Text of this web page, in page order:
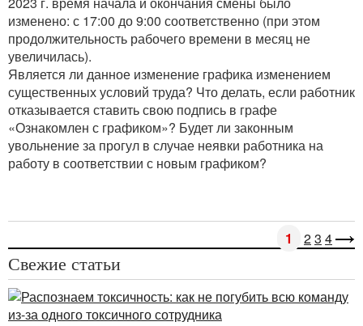
изменено: с 17:00 до 9:00 соответственно (при этом
продолжительность рабочего времени в месяц не
увеличилась).
Является ли данное изменение графика изменением
существенных условий труда? Что делать, если работник
отказывается ставить свою подпись в графе
«Ознакомлен с графиком»? Будет ли законным
увольнение за прогул в случае неявки работника на
работу в соответствии с новым графиком?
1 23 4
Свежие статьи